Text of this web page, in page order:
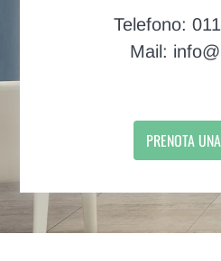
Telefono:
Mail:
PRENOTA